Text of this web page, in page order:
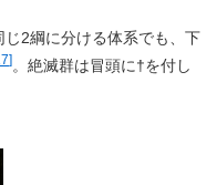
じ2綱に分ける体系でも、下
]。絶滅群は冒頭に†を付し